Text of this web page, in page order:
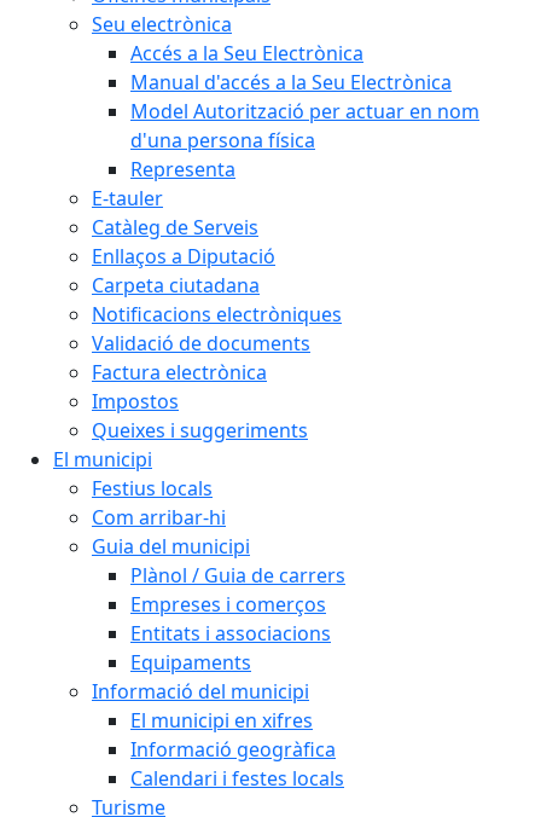
Seu electrònica
Accés a la Seu Electrònica
Manual d'accés a la Seu Electrònica
Model Autorització per actuar en nom
d'una persona física
Representa
E-tauler
Catàleg de Serveis
Enllaços a Diputació
Carpeta ciutadana
Notificacions electròniques
Validació de documents
Factura electrònica
Impostos
Queixes i suggeriments
El municipi
Festius locals
Com arribar-hi
Guia del municipi
Plànol / Guia de carrers
Empreses i comerços
Entitats i associacions
Equipaments
Informació del municipi
El municipi en xifres
Informació geogràfica
Calendari i festes locals
Turisme